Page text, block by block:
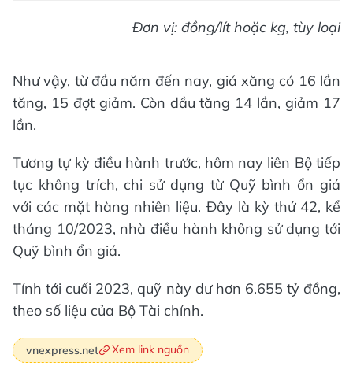
Đơn vị: đồng/lít hoặc kg, tùy loại
Như vậy, từ đầu năm đến nay, giá xăng có 16 lần
tăng, 15 đợt giảm. Còn dầu tăng 14 lần, giảm 17
lần.
Tương tự kỳ điều hành trước, hôm nay liên Bộ tiếp
tục không trích, chi sử dụng từ Quỹ bình ổn giá
với các mặt hàng nhiên liệu. Đây là kỳ thứ 42, kể
tháng 10/2023, nhà điều hành không sử dụng tới
Quỹ bình ổn giá.
Tính tới cuối 2023, quỹ này dư hơn 6.655 tỷ đồng,
theo số liệu của Bộ Tài chính.
vnexpress.net Xem link nguồn